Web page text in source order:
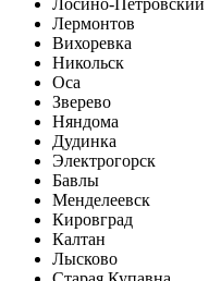
Лосино-Петровский
Лермонтов
Вихоревка
Никольск
Оса
Зверево
Няндома
Дудинка
Электрогорск
Бавлы
Менделеевск
Кировград
Калтан
Лысково